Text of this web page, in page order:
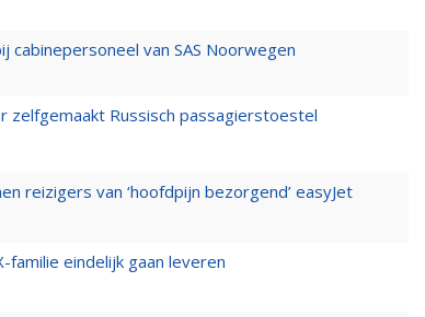
cabinepersoneel van SAS Noorwegen
zelfgemaakt Russisch passagierstoestel
reizigers van ‘hoofdpijn bezorgend’ easyJet
familie eindelijk gaan leveren